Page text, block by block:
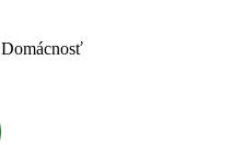
Domácnosť